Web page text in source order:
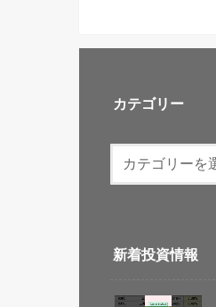
カテゴリー
新着投資情報